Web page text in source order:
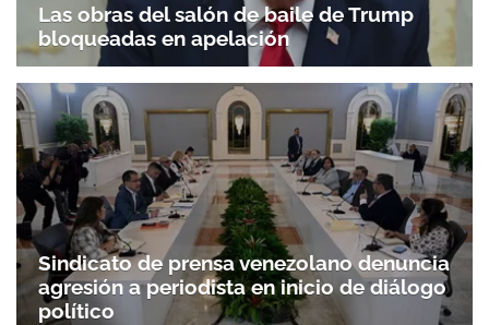
Las obras del salón de baile de Trump
bloqueadas en apelación
Sindicato de prensa venezolano denuncia
agresión a periodista en inicio de diálogo
político